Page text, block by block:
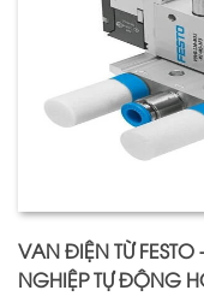
VAN ĐIỆN TỪ
NGHIỆP TỰ ĐỘNG